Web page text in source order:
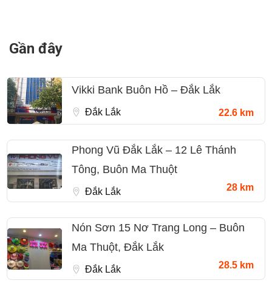
Gần đây
Vikki Bank Buôn Hồ – Đắk Lắk
Đắk Lắk 22.6 km
Phong Vũ Đắk Lắk – 12 Lê Thánh
Tông, Buôn Ma Thuột
Đắk Lắk 28 km
Nón Sơn 15 Nơ Trang Long – Buôn
Ma Thuột, Đắk Lắk
Đắk Lắk 28.5 km